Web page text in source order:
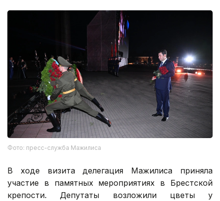
Фото: пресс-служба Мажилиса
В ходе визита делегация Мажилиса приняла
участие в памятных мероприятиях в Брестской
крепости. Депутаты возложили цветы у